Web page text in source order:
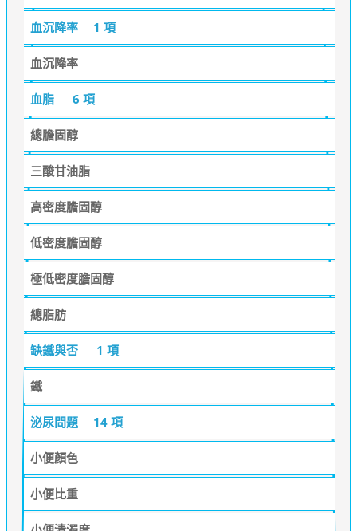
血沉降率 1 項
血沉降率
血脂 6 項
總膽固醇
三酸甘油脂
高密度膽固醇
低密度膽固醇
極低密度膽固醇
總脂肪
缺鐵與否 1 項
鐵
泌尿問題 14 項
小便顏色
小便比重